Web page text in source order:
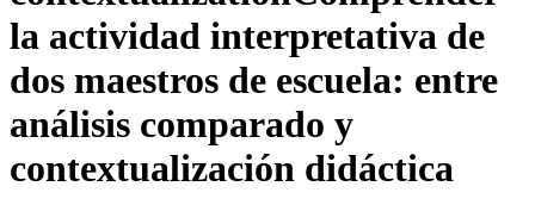
la actividad interpretativa de
dos maestros de escuela: entre
análisis comparado y
contextualización didáctica